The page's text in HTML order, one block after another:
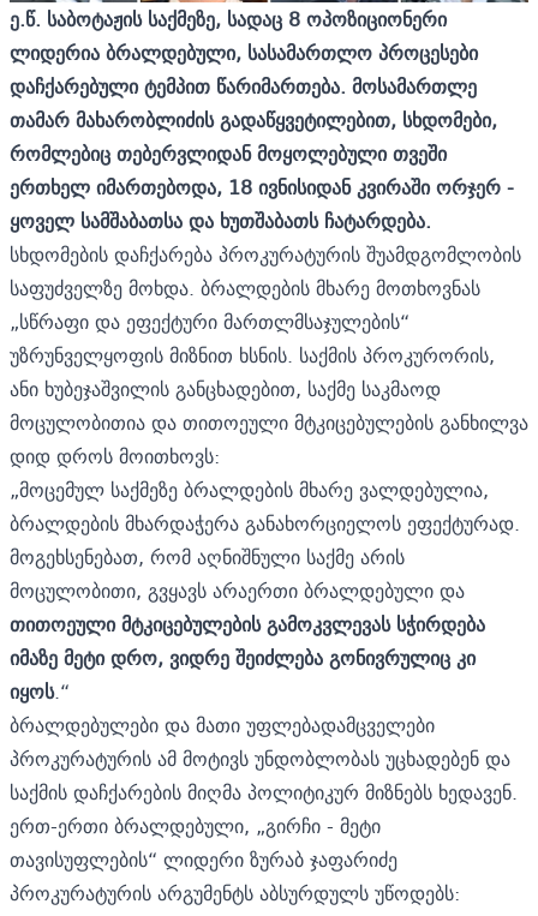
ე.წ. საბოტაჟის საქმეზე, სადაც 8 ოპოზიციონერი
ლიდერია ბრალდებული, სასამართლო პროცესები
დაჩქარებული ტემპით წარიმართება. მოსამართლე
თამარ მახარობლიძის გადაწყვეტილებით, სხდომები,
რომლებიც თებერვლიდან მოყოლებული თვეში
ერთხელ იმართებოდა, 18 ივნისიდან კვირაში ორჯერ-
ყოველ სამშაბათსა და ხუთშაბათს ჩატარდება.
სხდომების დაჩქარება პროკურატურის შუამდგომლობის
საფუძველზე მოხდა. ბრალდების მხარე მოთხოვნას
„სწრაფი და ეფექტური მართლმსაჯულების“
უზრუნველყოფის მიზნით ხსნის. საქმის პროკურორის,
ანი ხუბეჯაშვილის განცხადებით, საქმე საკმაოდ
მოცულობითია და თითოეული მტკიცებულების განხილვა
დიდ დროს მოითხოვს:
„მოცემულ საქმეზე ბრალდების მხარე ვალდებულია,
ბრალდების მხარდაჭერა განახორციელოს ეფექტურად.
მოგეხსენებათ, რომ აღნიშნული საქმე არის
მოცულობითი, გვყავს არაერთი ბრალდებული და
თითოეული მტკიცებულების გამოკვლევას სჭირდება
იმაზე მეტი დრო, ვიდრე შეიძლება გონივრულიც კი
იყოს.“
ბრალდებულები და მათი უფლებადამცველები
პროკურატურის ამ მოტივს უნდობლობას უცხადებენ და
საქმის დაჩქარების მიღმა პოლიტიკურ მიზნებს ხედავენ.
ერთ-ერთი ბრალდებული, „გირჩი - მეტი
თავისუფლების“ ლიდერი ზურაბ ჯაფარიძე
პროკურატურის არგუმენტს აბსურდულს უწოდებს: